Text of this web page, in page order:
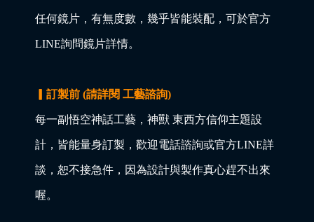
任何鏡片，有無度數，幾乎皆能裝配，可於官方
LINE詢問鏡片詳情。
▎訂製前 (請詳閱 工藝諮詢)
每一副悟空神話工藝，神獸 東西方信仰主題設
計，皆能量身訂製，歡迎電話諮詢或官方LINE詳
談，恕不接急件，因為設計與製作真心趕不出來
喔。